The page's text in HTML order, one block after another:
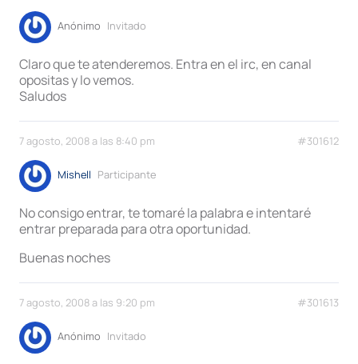
Anónimo Invitado
Claro que te atenderemos. Entra en el irc, en canal
opositas y lo vemos.
Saludos
7 agosto, 2008 a las 8:40 pm #301612
Mishell Participante
No consigo entrar, te tomaré la palabra e intentaré
entrar preparada para otra oportunidad.
Buenas noches
7 agosto, 2008 a las 9:20 pm #301613
Anónimo Invitado